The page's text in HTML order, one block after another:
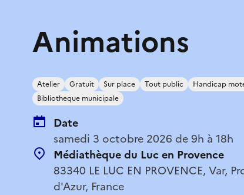
Animations
Atelier Gratuit Sur place Tout public Handicap
Bibliotheque municipale
Date
samedi 3 octobre 2026 de 9h à 18h
Médiathèque du Luc en Provence
83340 LE LUC EN PROVENCE, Var,
d'Azur, France